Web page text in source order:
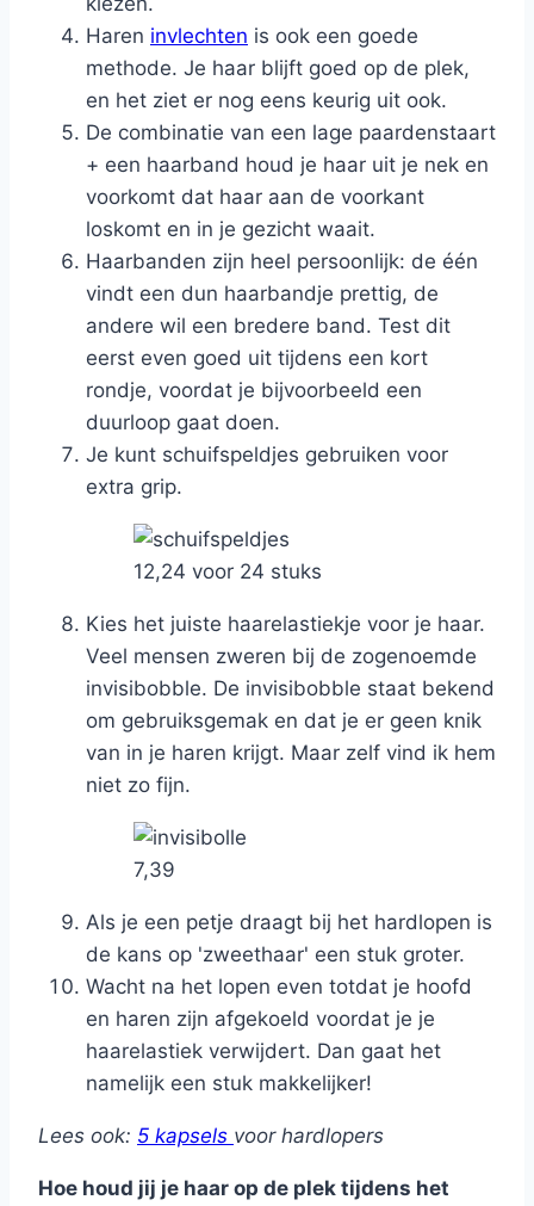
Haren invlechten is ook een goede
methode. Je haar blijft goed op de plek,
en het ziet er nog eens keurig uit ook.
De combinatie van een lage paardenstaart
+ een haarband houd je haar uit je nek en
voorkomt dat haar aan de voorkant
loskomt en in je gezicht waait.
Haarbanden zijn heel persoonlijk: de één
vindt een dun haarbandje prettig, de
andere wil een bredere band. Test dit
eerst even goed uit tijdens een kort
rondje, voordat je bijvoorbeeld een
duurloop gaat doen.
Je kunt schuifspeldjes gebruiken voor
extra grip.
12,24 voor 24 stuks
Kies het juiste haarelastiekje voor je haar.
Veel mensen zweren bij de zogenoemde
invisibobble. De invisibobble staat bekend
om gebruiksgemak en dat je er geen knik
van in je haren krijgt. Maar zelf vind ik hem
niet zo fijn.
7,39
Als je een petje draagt bij het hardlopen is
de kans op 'zweethaar' een stuk groter.
Wacht na het lopen even totdat je hoofd
en haren zijn afgekoeld voordat je je
haarelastiek verwijdert. Dan gaat het
namelijk een stuk makkelijker!
Lees ook: 5 kapsels voor hardlopers
Hoe houd jij je haar op de plek tijdens het